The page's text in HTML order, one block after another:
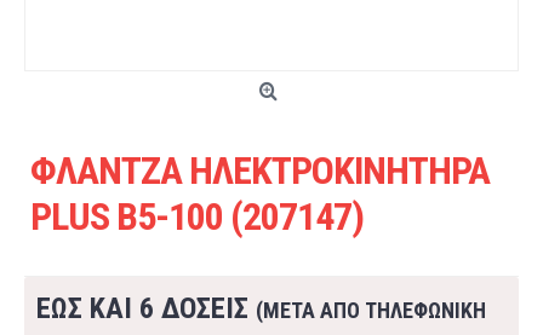
ΦΛΑΝΤΖΑ ΗΛΕΚΤΡΟΚΙΝΗΤΗΡΑ
PLUS B5-100 (207147)
ΕΩΣ ΚΑΙ 6 ΔΟΣΕΙΣ (ΜΕΤΑ ΑΠΟ ΤΗΛΕΦΩΝΙΚΗ